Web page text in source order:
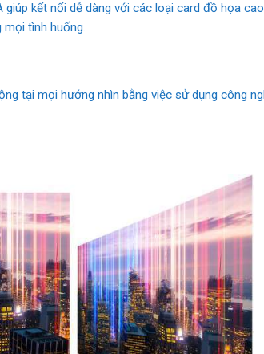
kết nối dễ dàng với các loại card đồ họa
tình huống.
tại mọi hướng nhìn bằng việc sử dụng công